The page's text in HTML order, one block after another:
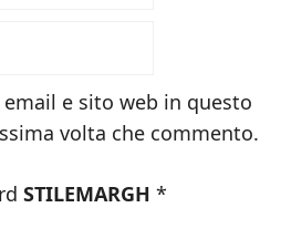
e sito web in questo
volta che commento.
STILEMARGH *